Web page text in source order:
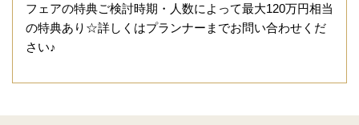
フェアの特典ご検討時期・人数によって最大120万円相当
の特典あり☆詳しくはプランナーまでお問い合わせくだ
さい♪